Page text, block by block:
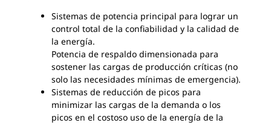
Sistemas de potencia principal para lograr un
control total de la confiabilidad y la calidad de
la energía.
Potencia de respaldo dimensionada para
sostener las cargas de producción críticas (no
solo las necesidades mínimas de emergencia).
Sistemas de reducción de picos para
minimizar las cargas de la demanda o los
picos en el costoso uso de la energía de la